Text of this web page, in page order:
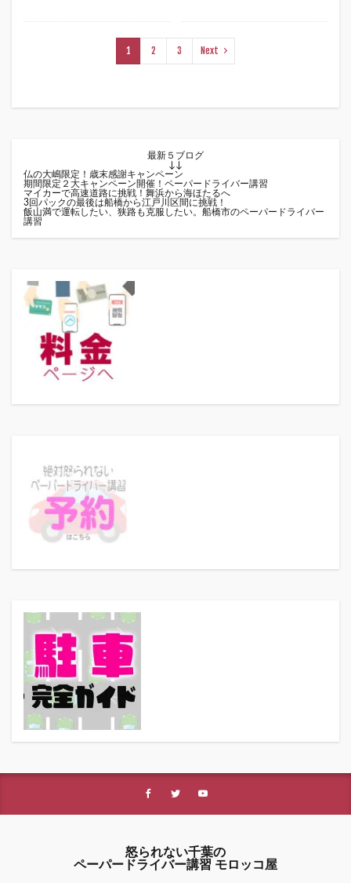
1 2 3 Next
最新５ブログ
↓↓
仏の大嶋限定！歳末感謝キャンペーン
期間限定２大キャンペーン開催！ペーパードライバー講習
マイカーで高速道路に挑戦！舞浜から海ほたるへ
3回パックの最後は船橋から江戸川区間に挑戦！
飯山満で運転したい、狭路も克服したい。船橋市のペーパードライバー
講習
怒られない千葉の
ペーパードライバー講習 モロッコ屋